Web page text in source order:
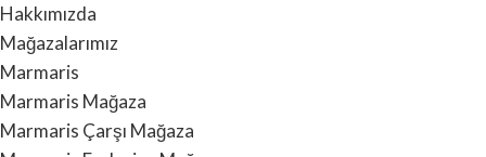
Hakkımızda
Mağazalarımız
Marmaris
Marmaris Mağaza
Marmaris Çarşı Mağaza